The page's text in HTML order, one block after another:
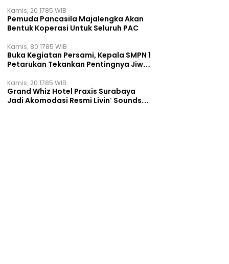
Kamis, 20 1785 WIB
Pemuda Pancasila Majalengka Akan
Bentuk Koperasi Untuk Seluruh PAC
Kamis, 80 1785 WIB
Buka Kegiatan Persami, Kepala SMPN 1
Petarukan Tekankan Pentingnya Jiwa
Kamis, 20 1785 WIB
Grand Whiz Hotel Praxis Surabaya
Jadi Akomodasi Resmi Livin' Sounds